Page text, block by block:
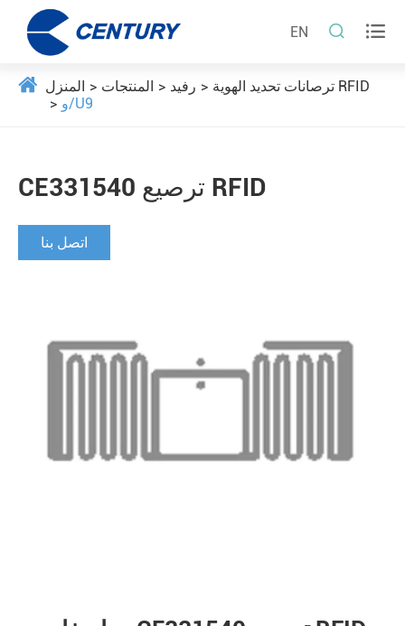
EN  
المنزل المنتجات رفيد
ترصانات تحديد الهوية RFID
و/U9
CE331540 ترصيع RFID
اتصل بنا